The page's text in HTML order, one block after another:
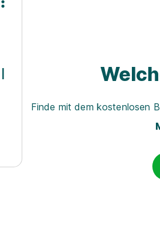
Finde mit dem kostenlosen